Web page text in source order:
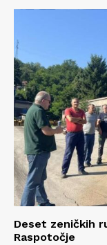
Deset zeničkih
Raspotočje